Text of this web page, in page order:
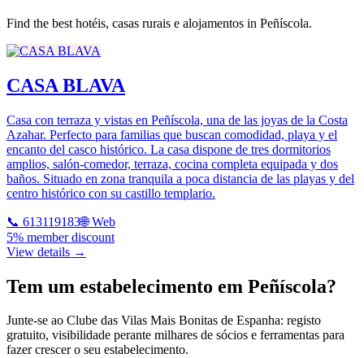
Find the best hotéis, casas rurais e alojamentos in Peñíscola.
CASA BLAVA
Casa con terraza y vistas en Peñíscola, una de las joyas de la Costa
Azahar. Perfecto para familias que buscan comodidad, playa y el
encanto del casco histórico. La casa dispone de tres dormitorios
amplios, salón-comedor, terraza, cocina completa equipada y dos
baños. Situado en zona tranquila a poca distancia de las playas y del
centro histórico con su castillo templario.
📞 613119183🌐 Web
5% member discount
View details →
Tem um estabelecimento em Peñíscola?
Junte-se ao Clube das Vilas Mais Bonitas de Espanha: registo
gratuito, visibilidade perante milhares de sócios e ferramentas para
fazer crescer o seu estabelecimento.